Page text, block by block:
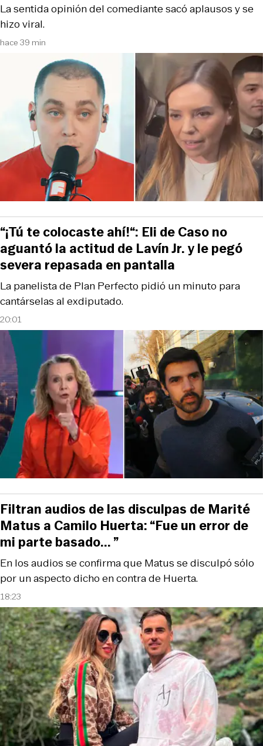
hace 39 min
La sentida opinión del comediante sacó aplausos y se
hizo viral.
20:01
La panelista de Plan Perfecto pidió un minuto para
cantárselas al exdiputado.
“¡Tú te colocaste ahí!“: Eli de Caso no
aguantó la actitud de Lavín Jr. y le pegó
severa repasada en pantalla
18:23
En los audios se confirma que Matus se disculpó sólo
por un aspecto dicho en contra de Huerta.
Filtran audios de las disculpas de Marité
Matus a Camilo Huerta: “Fue un error de
mi parte basado... ”